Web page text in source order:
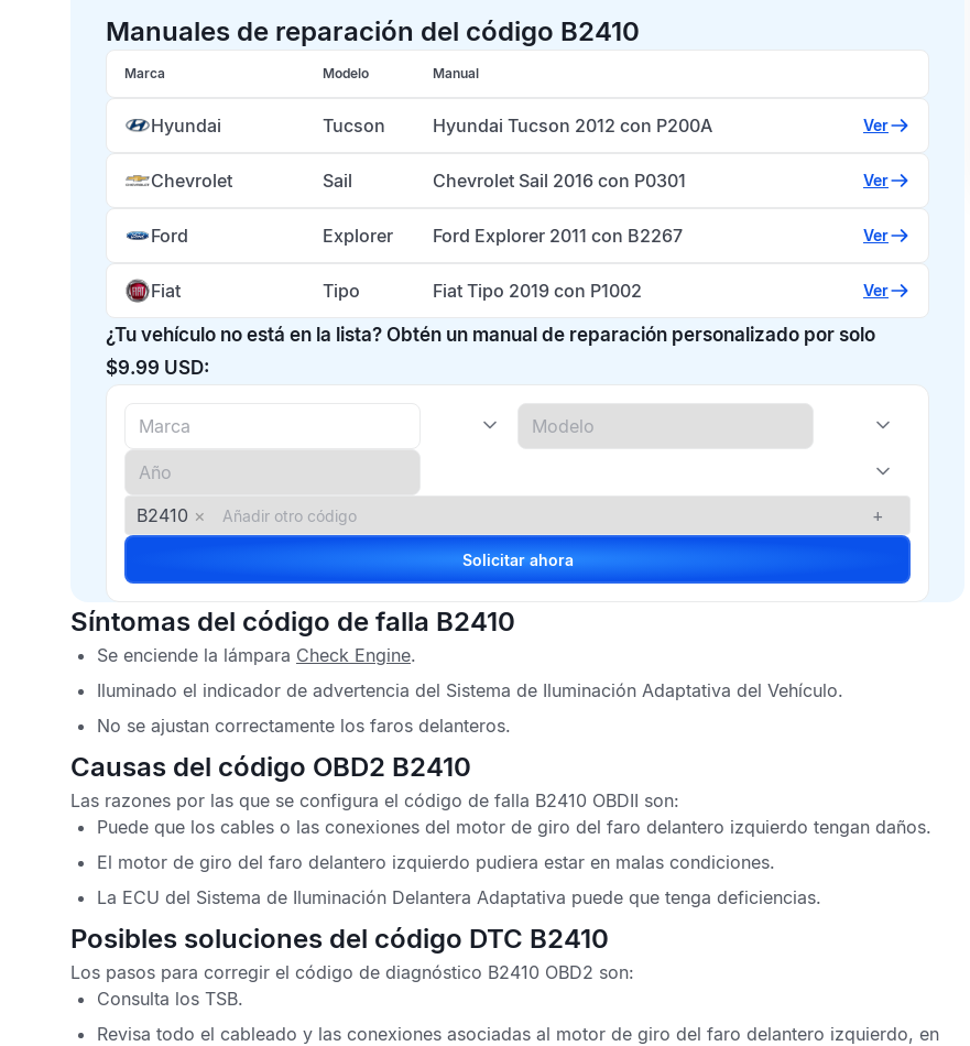
Manuales de reparación del código B2410
Marca Modelo Manual
Hyundai Tucson Hyundai Tucson 2012 con P200A Ver
Chevrolet Sail Chevrolet Sail 2016 con P0301 Ver
Ford Explorer Ford Explorer 2011 con B2267 Ver
Fiat Tipo Fiat Tipo 2019 con P1002 Ver
¿Tu vehículo no está en la lista? Obtén un manual de reparación personalizado por solo
$9.99 USD:
B2410 × +
Solicitar ahora
Síntomas del código de falla B2410
Se enciende la lámpara Check Engine.
Iluminado el indicador de advertencia del Sistema de Iluminación Adaptativa del Vehículo.
No se ajustan correctamente los faros delanteros.
Causas del código OBD2 B2410
Las razones por las que se configura el código de falla B2410 OBDII son:
Puede que los cables o las conexiones del motor de giro del faro delantero izquierdo tengan daños.
El motor de giro del faro delantero izquierdo pudiera estar en malas condiciones.
La ECU del Sistema de Iluminación Delantera Adaptativa puede que tenga deficiencias.
Posibles soluciones del código DTC B2410
Los pasos para corregir el código de diagnóstico B2410 OBD2 son:
Consulta los TSB.
Revisa todo el cableado y las conexiones asociadas al motor de giro del faro delantero izquierdo, en